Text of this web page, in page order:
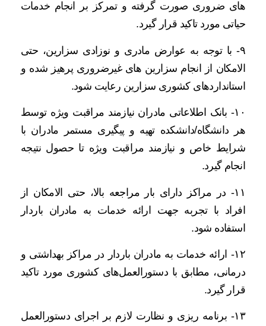
های ضروری صورت گرفته و تمرکز بر انجام خدمات
حیاتی مورد تاکید قرار گیرد.
۹- با توجه به عوارض مادری و نوزادی سزارین، حتی
الامکان از انجام سزارین های غیرضروری پرهیز شده و
استانداردهای کشوری سزارین رعایت شود.
۱۰- بانک اطلاعاتی مادران نیازمند مراقبت ویژه توسط
هر دانشگاه/دانشکده تهیه و پیگیری مستمر مادران با
شرایط خاص و نیازمند مراقبت ویژه تا حصول نتیجه
انجام گیرد.
۱۱- در مراکز دارای بار مراجعه بالا، حتی الامکان از
افراد با تجربه جهت ارائه خدمات به مادران باردار
استفاده شود.
۱۲- ارائه خدمات به مادران باردار در مراکز بهداشتی و
درمانی، مطابق با دستورالعمل‌های کشوری مورد تاکید
قرار گیرد.
۱۳- برنامه ریزی و نظارت لازم بر اجرای دستورالعمل